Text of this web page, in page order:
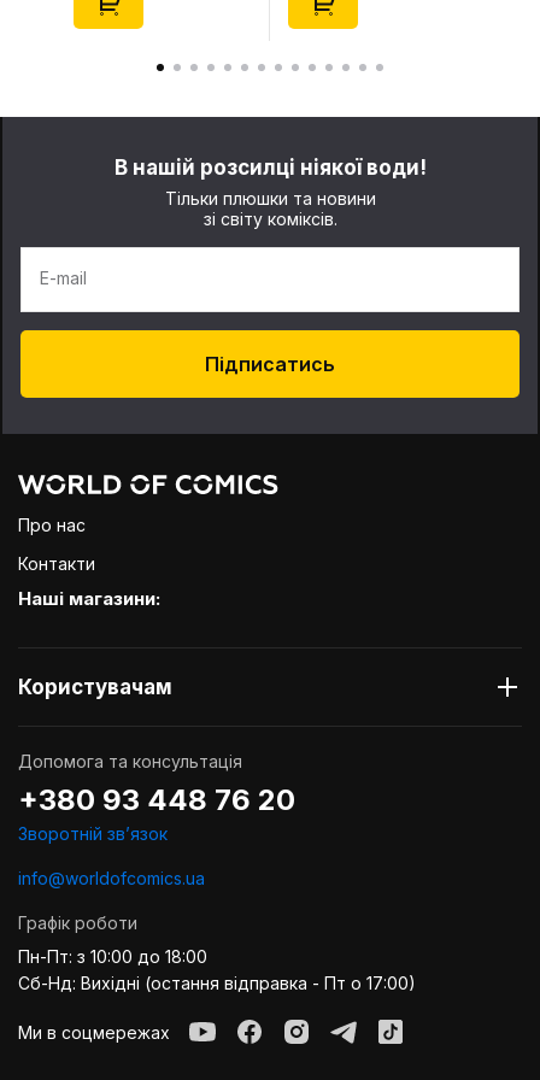
В нашій розсилці ніякої води!
Тільки плюшки та новини
зі світу коміксів.
E-mail
Підписатись
Про нас
Контакти
Наші магазини:
Користувачам
Допомога та консультація
+380 93 448 76 20
Зворотній звʼязок
info@worldofcomics.ua
Графік роботи
Пн-Пт: з 10:00 до 18:00
Сб-Нд: Вихідні (остання відправка - Пт о 17:00)
Ми в соцмережах